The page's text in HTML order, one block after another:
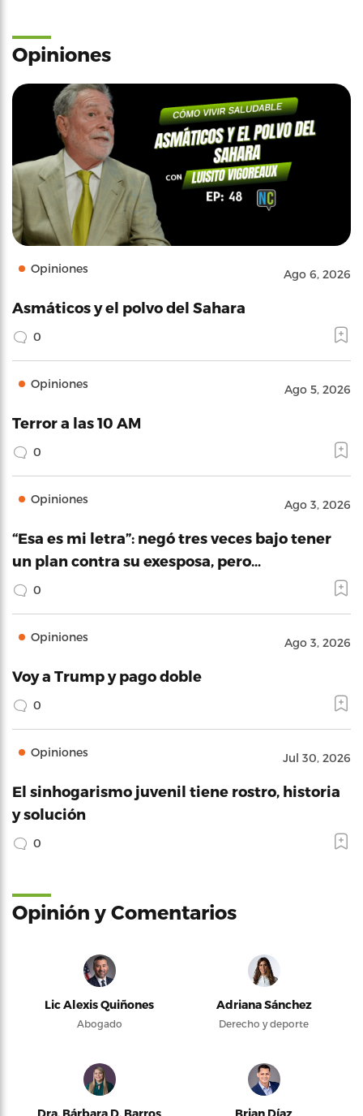
Opiniones
Opiniones Ago 6, 2026
Asmáticos y el polvo del Sahara
0
Opiniones Ago 5, 2026
Terror a las 10 AM
0
Opiniones Ago 3, 2026
“Esa es mi letra”: negó tres veces bajo tener
un plan contra su exesposa, pero…
0
Opiniones Ago 3, 2026
Voy a Trump y pago doble
0
Opiniones Jul 30, 2026
El sinhogarismo juvenil tiene rostro, historia
y solución
0
Opinión y Comentarios
Lic Alexis Quiñones
Abogado
Adriana Sánchez
Derecho y deporte
Dra. Bárbara D. Barros Brian Díaz